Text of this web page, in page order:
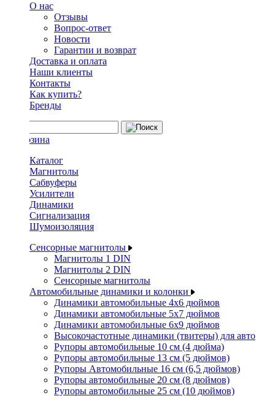
О нас
Отзывы
Вопрос-ответ
Новости
Гарантии и возврат
Доставка и оплата
Наши клиенты
Контакты
Как купить?
Бренды
Каталог
Магнитолы
Сабвуферы
Усилители
Динамики
Сигнализация
Шумоизоляция
Сенсорные магнитолы
Магнитолы 1 DIN
Магнитолы 2 DIN
Сенсорные магнитолы
Автомобильные динамики и колонки
Динамики автомобильные 4x6 дюймов
Динамики автомобильные 5x7 дюймов
Динамики автомобильные 6x9 дюймов
Высокочастотные динамики (твитеры) для авто
Рупоры автомобильные 10 см (4 дюйма)
Рупоры автомобильные 13 см (5 дюймов)
Рупоры Автомобильные 16 см (6,5 дюймов)
Рупоры автомобильные 20 см (8 дюймов)
Рупоры автомобильные 25 см (10 дюймов)